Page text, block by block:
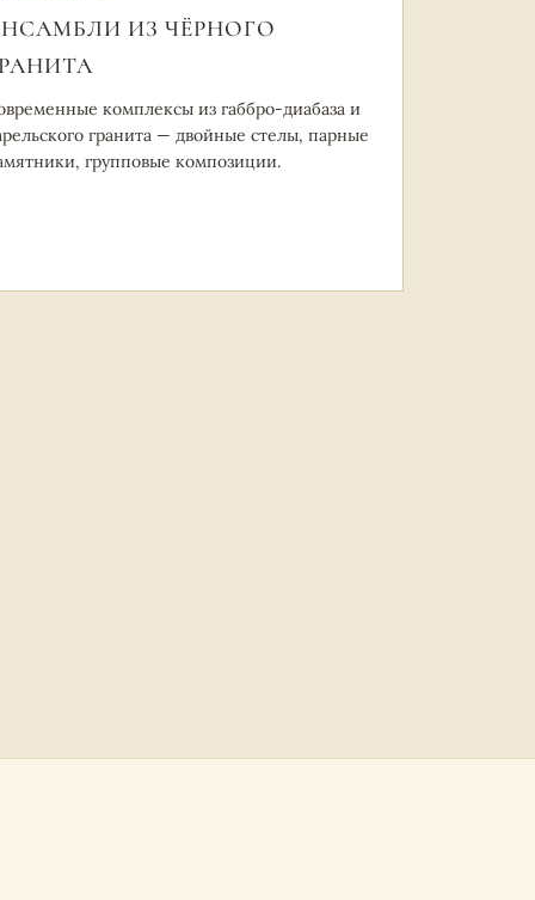
ИЗ ЧЁРНОГО
комплексы из габбро-диабаза и
гранита — двойные стелы, парные
групповые композиции.